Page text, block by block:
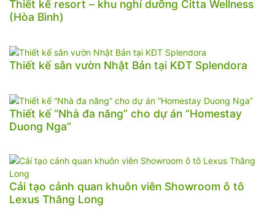
Thiết kế resort – khu nghỉ dưỡng Citta Wellness
(Hòa Bình)
Thiết kế sân vườn Nhật Bản tại KĐT Splendora
Thiết kế “Nhà đa năng” cho dự án “Homestay
Duong Nga”
Cải tạo cảnh quan khuôn viên Showroom ô tô
Lexus Thăng Long